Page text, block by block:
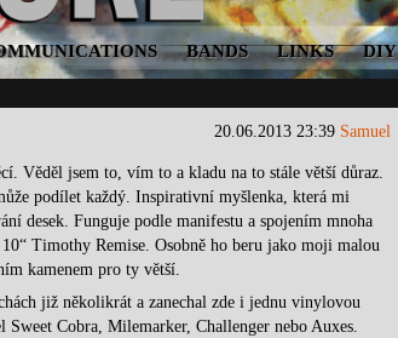
BANDS LINKS DIY
20.06.2013 23:39 Samuel
Věděl jsem to, vím to a kladu na to stále větší důraz.
podílet každý. Inspirativní myšlenka, která mi
desek. Funguje podle manifestu a spojením mnoha
Timothy Remise. Osobně ho beru jako moji malou
kamenem pro ty větší.
již několikrát a zanechal zde i jednu vinylovou
Cobra, Milemarker, Challenger nebo Auxes.